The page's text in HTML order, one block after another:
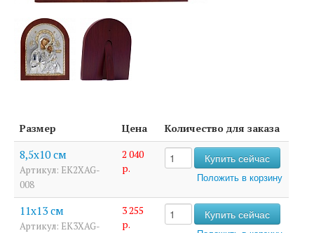
Размер Цена Количество для заказа
8,5х10 см
Артикул: EK2XAG-
008
2 040
р.
11х13 см
Артикул: EK3XAG-
3 255
р.